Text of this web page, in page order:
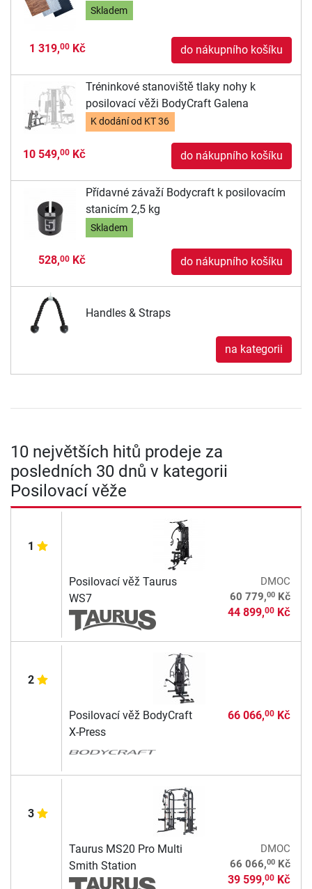
Skladem
1 319,00Kč do nákupního košíku
Tréninkové stanoviště tlaky nohy k
posilovací věži BodyCraft Galena
K dodání od KT 36
10 549,00Kč do nákupního košíku
Přídavné závaží Bodycraft k posilovacím
stanicím 2,5 kg
Skladem
528,00Kč do nákupního košíku
Handles & Straps
na kategorii
10 největších hitů prodeje za
posledních 30 dnů v kategorii
Posilovací věže
1
Posilovací věž Taurus
WS7
DMOC
60 779,00Kč
44 899,00Kč
2
Posilovací věž BodyCraft
X-Press
66 066,00Kč
3
Taurus MS20 Pro Multi
Smith Station
DMOC
66 066,00Kč
39 599,00Kč